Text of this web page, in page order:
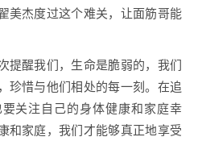
美杰度过这个难关，让面筋哥能
提醒我们，生命是脆弱的，我们
珍惜与他们相处的每一刻。在追
关注自己的身体健康和家庭幸
和家庭，我们才能够真正地享受